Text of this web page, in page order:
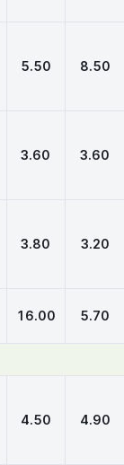
5.50 8.50
3.60 3.60
3.80 3.20
16.00 5.70
4.50 4.90